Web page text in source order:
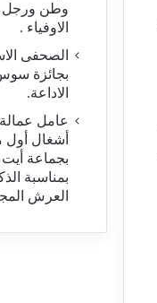
وطن ورجل
الاوفياء .
الصحفى
بجائزة
الاداعة.
عامل
أشغال أول
بجماعة أيت
بمناسبة
العرش